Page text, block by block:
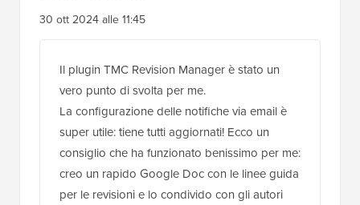
30 ott 2024 alle 11:45
Il plugin TMC Revision Manager è stato un
vero punto di svolta per me.
La configurazione delle notifiche via email è
super utile: tiene tutti aggiornati! Ecco un
consiglio che ha funzionato benissimo per me:
creo un rapido Google Doc con le linee guida
per le revisioni e lo condivido con gli autori